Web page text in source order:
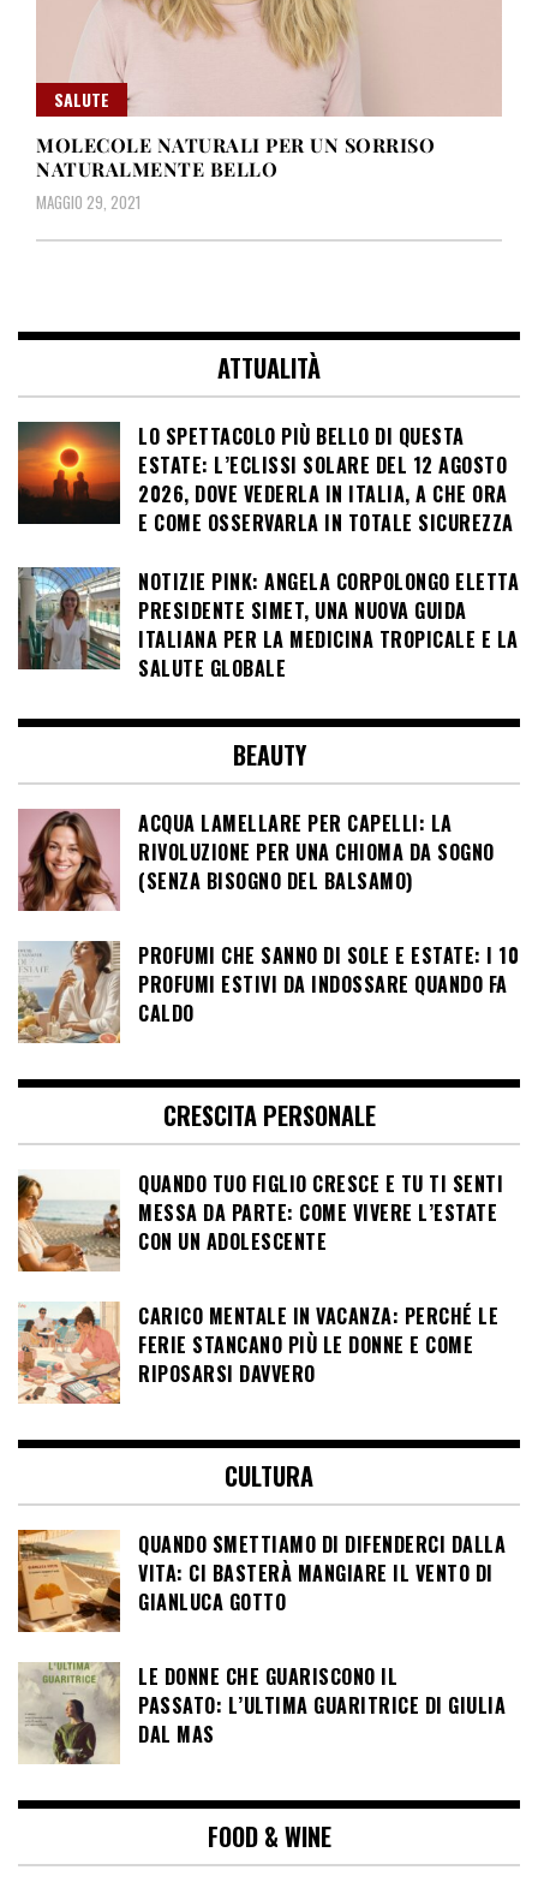
SALUTE
MOLECOLE NATURALI PER UN SORRISO
NATURALMENTE BELLO
MAGGIO 29, 2021
ATTUALITÀ
LO SPETTACOLO PIÙ BELLO DI QUESTA
ESTATE: L’ECLISSI SOLARE DEL 12 AGOSTO
2026, DOVE VEDERLA IN ITALIA, A CHE ORA
E COME OSSERVARLA IN TOTALE SICUREZZA
NOTIZIE PINK: ANGELA CORPOLONGO ELETTA
PRESIDENTE SIMET, UNA NUOVA GUIDA
ITALIANA PER LA MEDICINA TROPICALE E LA
SALUTE GLOBALE
BEAUTY
ACQUA LAMELLARE PER CAPELLI: LA
RIVOLUZIONE PER UNA CHIOMA DA SOGNO
(SENZA BISOGNO DEL BALSAMO)
PROFUMI CHE SANNO DI SOLE E ESTATE: I 10
PROFUMI ESTIVI DA INDOSSARE QUANDO FA
CALDO
CRESCITA PERSONALE
QUANDO TUO FIGLIO CRESCE E TU TI SENTI
MESSA DA PARTE: COME VIVERE L’ESTATE
CON UN ADOLESCENTE
CARICO MENTALE IN VACANZA: PERCHÉ LE
FERIE STANCANO PIÙ LE DONNE E COME
RIPOSARSI DAVVERO
CULTURA
QUANDO SMETTIAMO DI DIFENDERCI DALLA
VITA: CI BASTERÀ MANGIARE IL VENTO DI
GIANLUCA GOTTO
LE DONNE CHE GUARISCONO IL
PASSATO: L’ULTIMA GUARITRICE DI GIULIA
DAL MAS
FOOD & WINE